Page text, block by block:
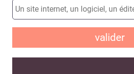
valider